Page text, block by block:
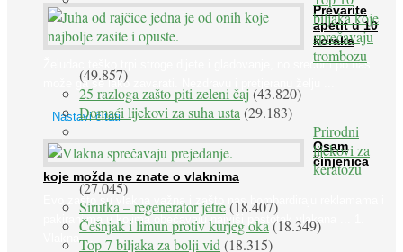
Prevarite
apetit u 10
koraka
Želudac teško trpi stroge dijete i gladovanje, no srećom po nas
može ga se lako zavarati. Nezdravu i pretjeranu želju ...
Nastavi čitati
Osam
činjenica
koje možda ne znate o vlaknima
Evo zašto su vlakna važna i zašto nas bombardiraju reklamama i
pakiranjima u kojima obećavaju najviši postotak vlakana ... 1.
Vlakna ...
biljaka koje
sprečavaju
trombozu
(49.857)
25 razloga zašto piti zeleni čaj(43.820)
Domaći lijekovi za suha usta (29.183)
Prirodni
lijekovi za
keratozu
(27.045)
Sirutka – regenerator jetre(18.407)
Češnjak i limun protiv kurjeg oka (18.349)
Top 7 biljaka za bolji vid (18.315)